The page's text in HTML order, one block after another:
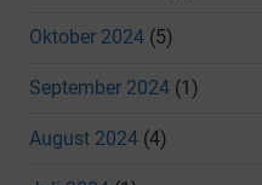
Oktober 2024 (5)
September 2024 (1)
August 2024 (4)